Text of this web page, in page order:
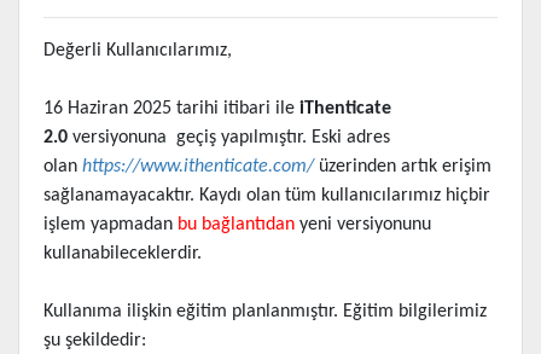
Değerli Kullanıcılarımız,
16 Haziran 2025 tarihi itibari ile iThenticate
2.0 versiyonuna geçiş yapılmıştır. Eski adres
olan https://www.ithenticate.com/üzerinden artık erişim
sağlanamayacaktır. Kaydı olan tüm kullanıcılarımız hiçbir
işlem yapmadan bu bağlantıdan yeni versiyonunu
kullanabileceklerdir.
Kullanıma ilişkin eğitim planlanmıştır. Eğitim bilgilerimiz
şu şekildedir: